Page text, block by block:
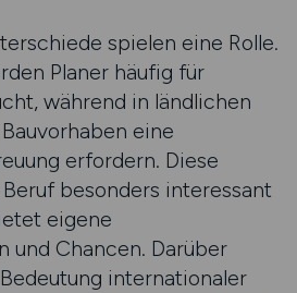
spielen eine Rolle.
Planer häufig für
während in ländlichen
eine
erfordern. Diese
besonders interessant
eigene
und Chancen. Darüber
internationaler